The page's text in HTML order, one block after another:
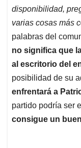
disponibilidad,
varias cosas más
palabras del
no significa que
al escritorio del
posibilidad de su
enfrentará a
partido podría ser el
consigue un